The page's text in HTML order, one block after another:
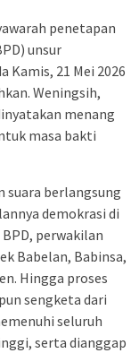
penetapan
unsur
Kamis, 21 Mei 2026
Weningsih,
menang
masa bakti
suara berlangsung
demokrasi di
perwakilan
Babelan, Babinsa,
Hingga proses
sengketa dari
seluruh
serta dianggap